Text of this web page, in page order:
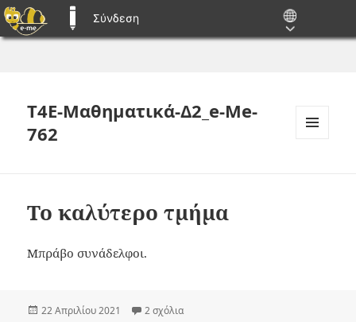
E-ME BLOGS
Σύνδεση
T4E-Μαθηματικά-Δ2_e-Me-
762
Το καλύτερο τμήμα
Μπράβο συνάδελφοι.
Δημοσιεύτηκε
22 Απριλίου 2021 2 σχόλιαστο Το καλύτερο τμήμα